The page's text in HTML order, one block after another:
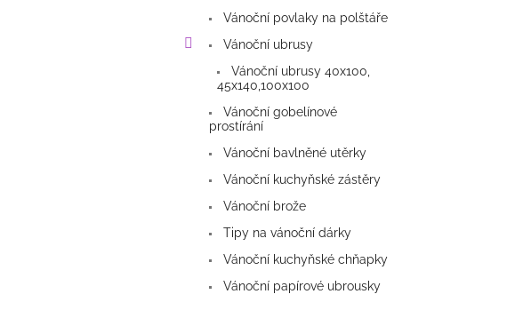
Vánoční povlaky na polštáře
Vánoční ubrusy
Vánoční ubrusy 40x100,
45x140,100x100
Vánoční gobelínové
prostírání
Vánoční bavlněné utěrky
Vánoční kuchyňské zástěry
Vánoční brože
Tipy na vánoční dárky
Vánoční kuchyňské chňapky
Vánoční papírové ubrousky